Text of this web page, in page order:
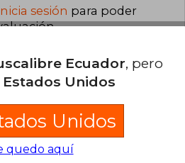
sesión para poder
.
0% (0)
0% (0)
0% (0)
Ecuador, pero
Estados Unidos
Unidos
quedo aquí